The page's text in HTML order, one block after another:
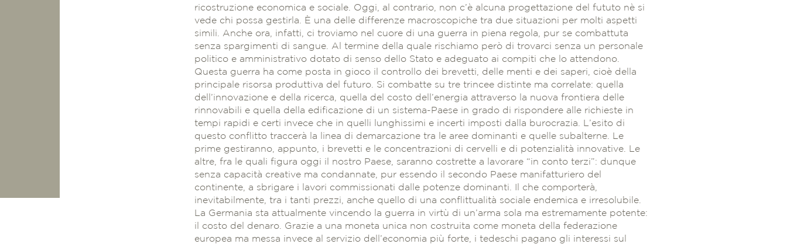
ricostruzione economica e sociale. Oggi, al contrario, non c’è alcuna progettazione del fututo nè si
vede chi possa gestirla. È una delle differenze macroscopiche tra due situazioni per molti aspetti
simili. Anche ora, infatti, ci troviamo nel cuore di una guerra in piena regola, pur se combattuta
senza spargimenti di sangue. Al termine della quale rischiamo però di trovarci senza un personale
politico e amministrativo dotato di senso dello Stato e adeguato ai compiti che lo attendono.
Questa guerra ha come posta in gioco il controllo dei brevetti, delle menti e dei saperi, cioè della
principale risorsa produttiva del futuro. Si combatte su tre trincee distinte ma correlate: quella
dell’innovazione e della ricerca, quella del costo dell’energia attraverso la nuova frontiera delle
rinnovabili e quella della edificazione di un sistema-Paese in grado di rispondere alle richieste in
tempi rapidi e certi invece che in quelli lunghissimi e incerti imposti dalla burocrazia. L’esito di
questo conflitto traccerà la linea di demarcazione tra le aree dominanti e quelle subalterne. Le
prime gestiranno, appunto, i brevetti e le concentrazioni di cervelli e di potenzialità innovative. Le
altre, fra le quali figura oggi il nostro Paese, saranno costrette a lavorare “in conto terzi”: dunque
senza capacità creative ma condannate, pur essendo il secondo Paese manifatturiero del
continente, a sbrigare i lavori commissionati dalle potenze dominanti. Il che comporterà,
inevitabilmente, tra i tanti prezzi, anche quello di una conflittualità sociale endemica e irresolubile.
La Germania sta attualmente vincendo la guerra in virtù di un’arma sola ma estremamente potente:
il costo del denaro. Grazie a una moneta unica non costruita come moneta della federazione
europea ma messa invece al servizio dell’economia più forte, i tedeschi pagano gli interessi sul